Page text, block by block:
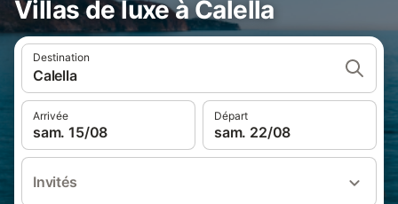
Villas de luxe à Calella
Destination
Calella
Arrivée
sam. 15/08
Départ
sam. 22/08
Invités